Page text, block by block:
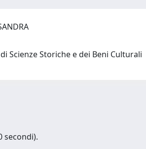
Scienze Storiche e dei Beni Culturali
secondi).